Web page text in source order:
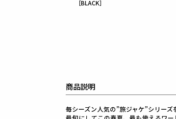
［BLACK］
商品説明
毎シーズン人気の”旅ジャケ”シリーズ